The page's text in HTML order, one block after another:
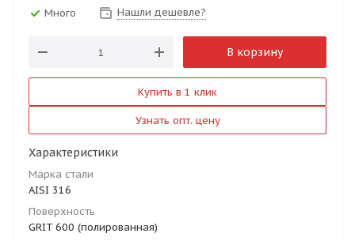
Много Нашли дешевле?
В корзину
Купить в 1 клик
Узнать опт. цену
Характеристики
Марка стали
AISI 316
Поверхность
GRIT 600 (полированная)